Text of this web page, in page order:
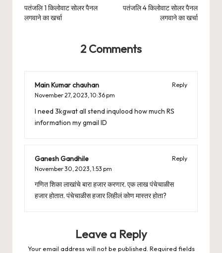
पतंजलि 1 किलोवाट सोलर पैनल
लगवाने का खर्चा
पतंजलि 4 किलोवाट सोलर पैनल
लगवाने का खर्चा
2 Comments
Main Kumar chauhan
Reply
November 27, 2023, 10:36 pm
I need 3kgwat all stend inqulood how much RS
information my gmail ID
Ganesh Gandhile
Reply
November 30, 2023, 1:53 pm
गणित शिका लाखांचे बारा हजार करणार. एक लाख पंचेचाळीस
हजार होतात. पंचेचाळीस हजार लिहीलं कोण मास्तर होता?
Leave a Reply
Your email address will not be published. Required fields